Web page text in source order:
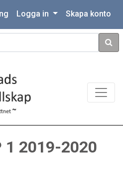
Logga in Skapa konto
Sök
1 2019-2020